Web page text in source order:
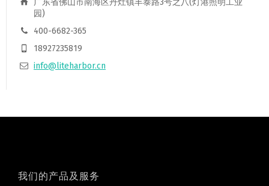
广东省佛山市南海区丹灶镇丰泰路3号之八(灯港照明工业
园)
400-6682-365
18927235819
info@liteharbor.cn
我们的产品及服务